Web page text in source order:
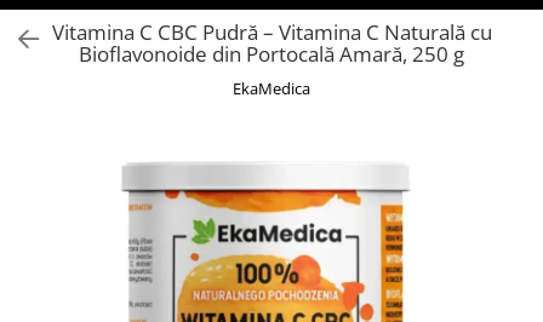
Coloidale Biomed
Deparazitare
Inima & Colesterol
Menopauza&Fertilitate
Vitamina C CBC Pudră – Vitamina C Naturală cu
Bioflavonoide din Portocală Amară, 250 g
EkaMedica